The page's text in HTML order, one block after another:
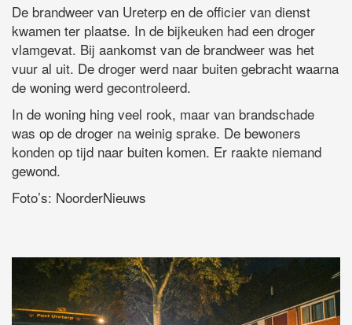
De brandweer van Ureterp en de officier van dienst
kwamen ter plaatse. In de bijkeuken had een droger
vlamgevat. Bij aankomst van de brandweer was het
vuur al uit. De droger werd naar buiten gebracht waarna
de woning werd gecontroleerd.
In de woning hing veel rook, maar van brandschade
was op de droger na weinig sprake. De bewoners
konden op tijd naar buiten komen. Er raakte niemand
gewond.
Foto’s: NoorderNieuws